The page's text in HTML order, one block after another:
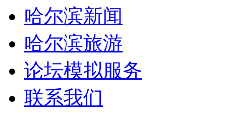
哈尔滨新闻
哈尔滨旅游
论坛模拟服务
联系我们